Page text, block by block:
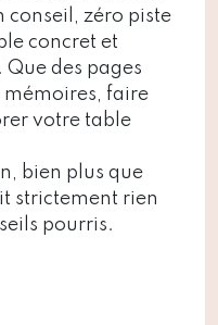
conseil, zéro piste
concret et
des pages
mémoires, faire
votre table
bien plus que
strictement rien
pourris.